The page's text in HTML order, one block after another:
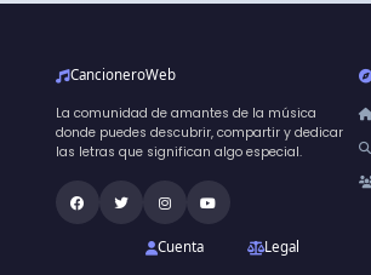
CancioneroWeb
La comunidad de amantes de la música
donde puedes descubrir, compartir y dedicar
las letras que significan algo especial.
Cuenta Legal